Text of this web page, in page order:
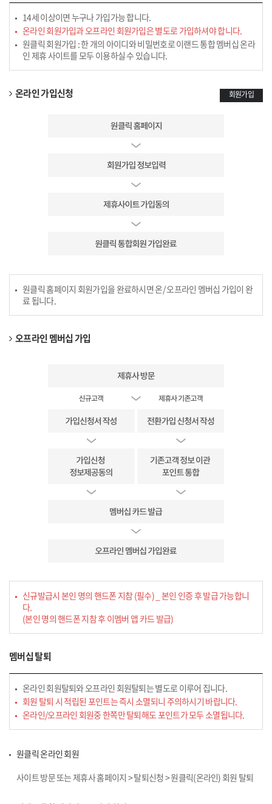
14세 이상이면 누구나 가입가능 합니다.
온라인 회원가입과 오프라인 회원가입은 별도로 가입하셔야 합니다.
원클릭 회원가입 : 한 개의 아이디와 비밀번호로 이랜드 통합 멤버십 온라
인 제휴 사이트를 모두 이용하실 수 있습니다.
온라인 가입신청 회원가입
원클릭 홈페이지 회원가입을 완료하시면 온/ 오프라인 멤버십 가입이 완
료 됩니다.
오프라인 멤버십 가입
신규발급시 본인 명의 핸드폰 지참 (필수) _ 본인 인증 후 발급 가능합니
다.
(본인 명의 핸드폰 지참 후 이멤버 앱 카드 발급)
멤버십 탈퇴
온라인 회원탈퇴와 오프라인 회원탈퇴는 별도로 이루어 집니다.
회원 탈퇴 시 적립된 포인트는 즉시 소멸되니 주의하시기 바랍니다.
온라인/오프라인 회원중 한쪽만 탈퇴해도 포인트가 모두 소멸됩니다.
원클릭 온라인 회원
사이트 방문 또는 제휴사 홈페이지 > 탈퇴신청 > 원클릭(온라인) 회원 탈퇴